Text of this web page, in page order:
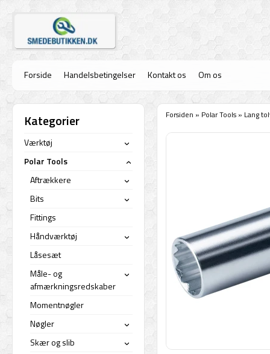
Forside Handelsbetingelser Kontakt os Om os
Forsiden » Polar Tools » Lang
Kategorier
Værktøj ›
Polar Tools ›
Aftrækkere ›
Bits ›
Fittings
Håndværktøj
›
Låsesæt
Måle- og
afmærkningsredskaber
›
Momentnøgler
Nøgler
›
Skær og slib ›